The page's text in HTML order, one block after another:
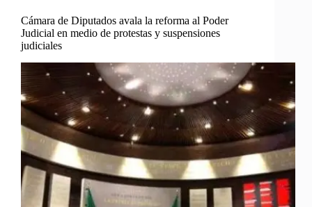
Cámara de Diputados avala la reforma al Poder
Judicial en medio de protestas y suspensiones
judiciales